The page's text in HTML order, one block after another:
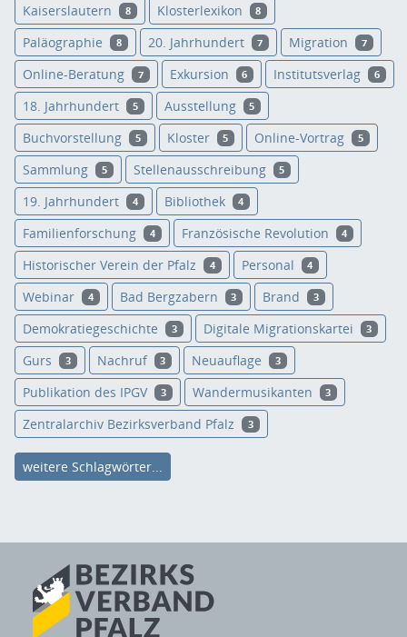
Kaiserslautern 8 Klosterlexikon 8
Paläographie 8 20. Jahrhundert 7 Migration 7
Online-Beratung 7 Exkursion 6 Institutsverlag 6
18. Jahrhundert 5 Ausstellung 5
Buchvorstellung 5 Kloster 5 Online-Vortrag 5
Sammlung 5 Stellenausschreibung 5
19. Jahrhundert 4 Bibliothek 4
Familienforschung 4 Französische Revolution 4
Historischer Verein der Pfalz 4 Personal 4
Webinar 4 Bad Bergzabern 3 Brand 3
Demokratiegeschichte 3 Digitale Migrationskartei 3
Gurs 3 Nachruf 3 Neuauflage 3
Publikation des IPGV 3 Wandermusikanten 3
Zentralarchiv Bezirksverband Pfalz 3
weitere Schlagwörter...